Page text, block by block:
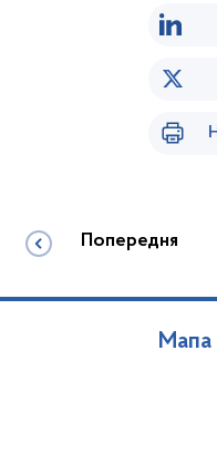
Попередня
Мапа